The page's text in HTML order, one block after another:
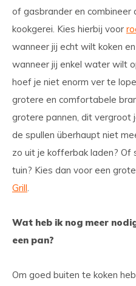
of gasbrander en
kookgerei. Kies hierbij voor
wanneer jij echt wilt koken
wanneer jij enkel water wilt
hoef je niet enorm ver te
grotere en comfortabele
grotere pannen, dit vergroot
de spullen überhaupt niet
zo uit je kofferbak laden? Of
tuin? Kies dan voor een
Grill.
Wat heb ik nog meer
een pan?
Om goed buiten te koken